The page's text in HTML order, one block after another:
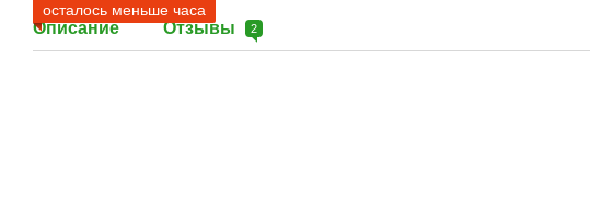
осталось меньше часа
Описание Отзывы 2